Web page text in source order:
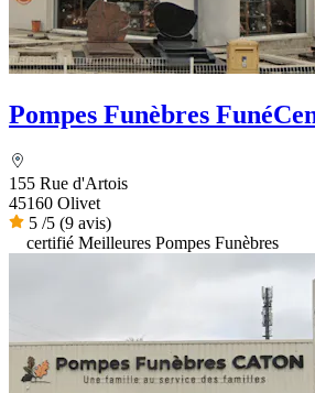
Pompes Funèbres
155 Rue d'Artois
45160 Olivet
5 /5 (9 avis)
certifié Meilleures Pompes Funèbres